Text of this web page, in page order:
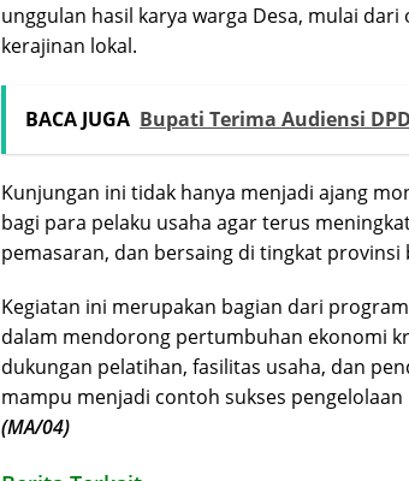
unggulan hasil karya warga Desa, mulai
kerajinan lokal.
BACA JUGA Bupati Terima Audiensi
Kunjungan ini tidak hanya menjadi ajang
bagi para pelaku usaha agar terus
pemasaran, dan bersaing di tingkat provinsi
Kegiatan ini merupakan bagian dari
dalam mendorong pertumbuhan ekonomi
dukungan pelatihan, fasilitas usaha, dan
mampu menjadi contoh sukses
(MA/04)